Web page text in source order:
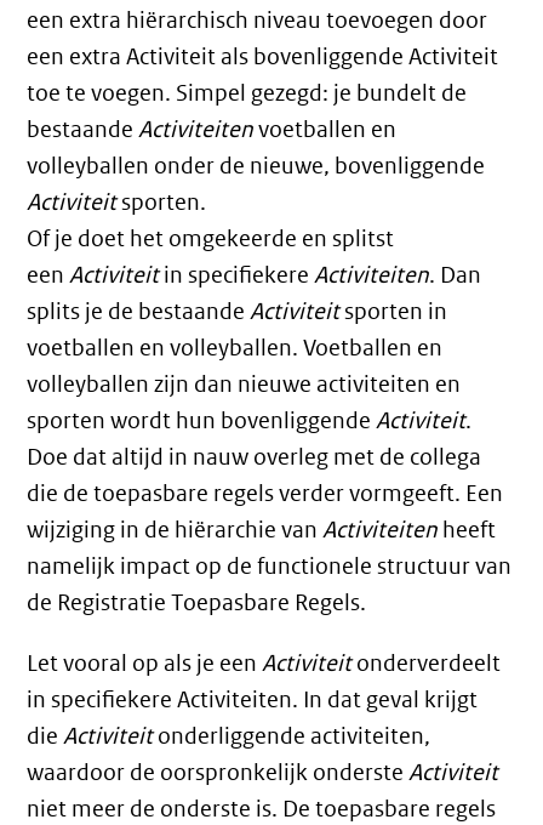
een extra hiërarchisch niveau toevoegen door
een extra Activiteit als bovenliggende Activiteit
toe te voegen. Simpel gezegd: je bundelt de
bestaandeActiviteitenvoetballen en
volleyballen onder de nieuwe, bovenliggende
Activiteitsporten.
Of je doet het omgekeerde en splitst
eenActiviteitin specifiekereActiviteiten. Dan
splits je de bestaandeActiviteitsporten in
voetballen en volleyballen. Voetballen en
volleyballen zijn dan nieuwe activiteiten en
sporten wordt hun bovenliggendeActiviteit.
Doe dat altijd in nauw overleg met de collega
die de toepasbare regels verder vormgeeft. Een
wijziging in de hiërarchie vanActiviteiten heeft
namelijk impact op de functionele structuur van
de Registratie Toepasbare Regels.
Let vooral op als je eenActiviteitonderverdeelt
in specifiekere Activiteiten. In dat geval krijgt
dieActiviteitonderliggende activiteiten,
waardoor de oorspronkelijk ondersteActiviteit
niet meer de onderste is. De toepasbare regels